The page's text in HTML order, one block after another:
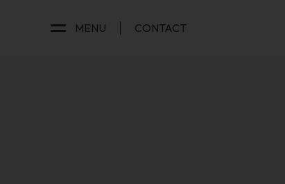
MENU CONTACT